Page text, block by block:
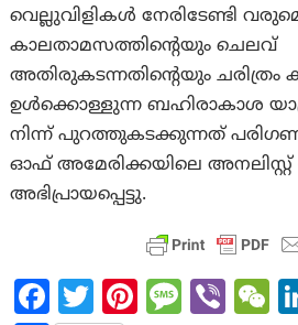
വെല്ലുവിളികൾ നേരിടേണ്ടി
കാലതാമസത്തിൻ്റെയും ചെലവ്
അതിരുകടന്നതിൻ്റെയും
ഉൾക്കൊള്ളുന്ന ബഹിരാകാശ
നിന്ന് പുറത്തുകടക്കുന്നത്
ഓഫ് അമേരിക്കയിലെ
അഭിപ്രായപ്പെട്ടു.
Fa T
Pi M Vi